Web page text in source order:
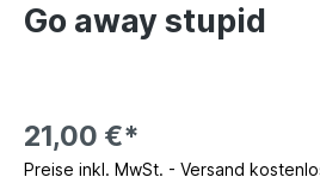
Go away stupid
21,00 €*
Preise inkl. MwSt. - Versand